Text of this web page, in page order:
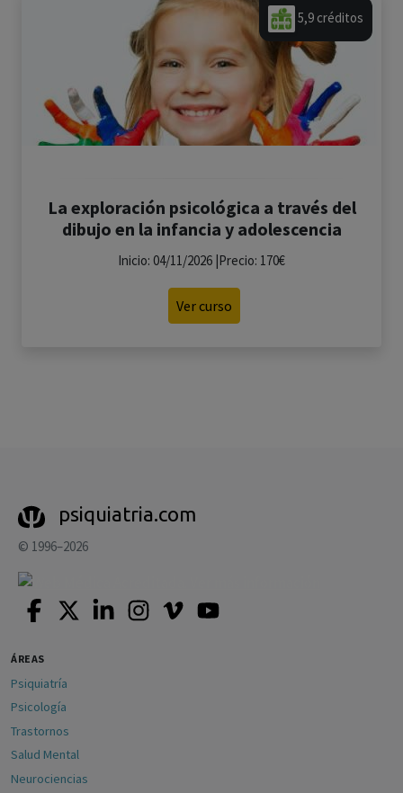
5,9 créditos
La exploración psicológica a través del
dibujo en la infancia y adolescencia
Inicio: 04/11/2026 |Precio: 170€
Ver curso
psiquiatria.com
© 1996–2026
ÁREAS
Psiquiatría
Psicología
Trastornos
Salud Mental
Neurociencias